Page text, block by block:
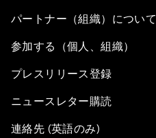
パートナー（組織）について
参加する（個人、組織）
プレスリリース登録
ニュースレター購読
連絡先 (英語のみ)